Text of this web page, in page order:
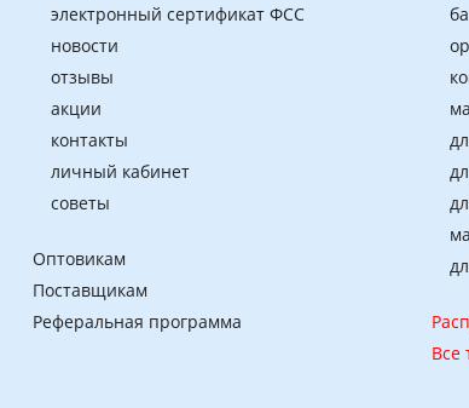
электронный сертификат ФСС
новости
отзывы
акции
контакты
личный кабинет
советы
Оптовикам
Поставщикам
Реферальная программа
Все